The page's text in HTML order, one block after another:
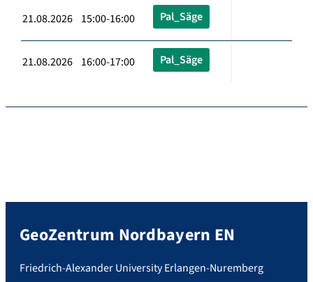
21.08.2026 15:00-16:00 Pal_Säge
21.08.2026 16:00-17:00 Pal_Säge
GeoZentrum Nordbayern EN
Friedrich-Alexander University Erlangen-Nuremberg